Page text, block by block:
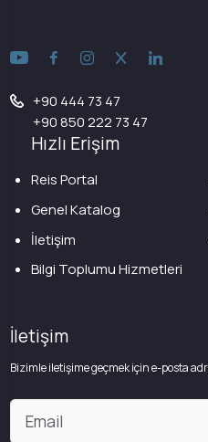
+90 444 73 47
+90 850 222 73 47
Hızlı Erişim
Reis Portal
Genel Katalog
İletişim
Bilgi Toplumu Hizmetleri
İletişim
Bizimle iletişime geçmek için e-posta